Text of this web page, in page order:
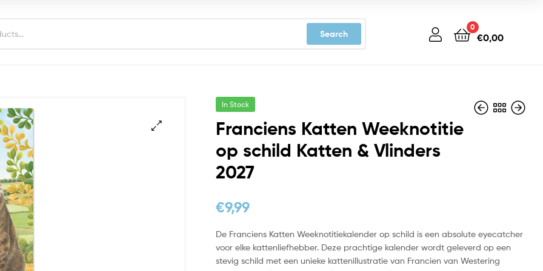
Search
0
€0,00
In Stock
Franciens Katten Weeknotitie
op schild Katten & Vlinders
2027
€9,99
De Franciens Katten Weeknotitiekalender op schild is een absolute eyecatcher
voor elke kattenliefhebber. Deze prachtige kalender wordt geleverd op een
stevig schild met een unieke kattenillustratie van Francien van Westering